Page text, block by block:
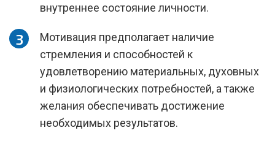
внутреннее состояние личности.
Мотивация предполагает наличие
стремления и способностей к
удовлетворению материальных, духовных
и физиологических потребностей, а также
желания обеспечивать достижение
необходимых результатов.